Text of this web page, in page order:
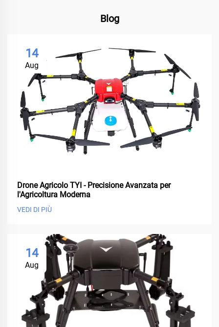
Blog
14
Aug
Drone Agricolo TYI - Precisione Avanzata per
l'Agricoltura Moderna
VEDI DI PIÙ
14
Aug